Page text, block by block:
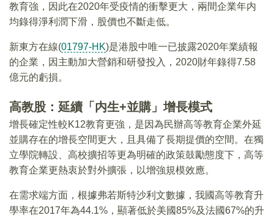
教育強，因此在2020年受疫情的衝擊更大，兩間企業年内
均錄得淨利潤下滑，股價也不斷走低。
新東方在線(01797-HK)是港股中唯一已披露2020年業績報
的企業，因主動加大營銷和研發投入，2020財年錄得7.58
億元的虧損。
高教股：延續「内生+並購」增長模式
增長確定性較K12教育更強，是因為民辦高等教育企業外延
並購存在的增長空間更大，且具備了長期提價的空間。在獨
立學院轉設、高校擴招等更為明確的政策鼓勵態度下，高等
教育企業更熱衷於對外擴張，以增強規模效應。
在需求端方面，根據弗若斯特沙利文數據，我國高等教育升
學率在2017年為44.1%，顯著低於美國85%及法國67%的升